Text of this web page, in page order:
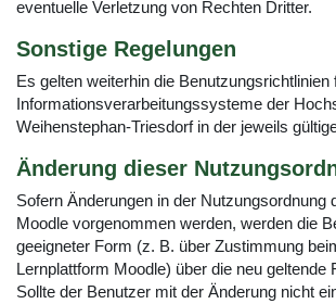
eventuelle Verletzung von Rechten Dritter.
Sonstige Regelungen
Es gelten weiterhin die Benutzungsrichtlinien
Informationsverarbeitungssysteme der
Weihenstephan-Triesdorf in der jeweils
Änderung dieser
Sofern Änderungen in der Nutzungsordnung
Moodle vorgenommen werden, werden die
geeigneter Form (z. B. über Zustimmung
Lernplattform Moodle) über die neu geltende
Sollte der Benutzer mit der Änderung nicht